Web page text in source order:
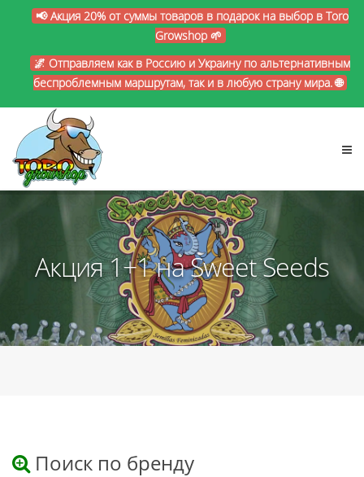
📢 Акция 20% от суммы товаров в подарок на выбор в Toro
Growshop 🌱
🌌 Отправляем как в Россию и Украину по альтернативным
беспроблемным маршрутам, так и в любую страну мира. 🌐
Акция 1+1 на Sweet Seeds
Поиск по бренду